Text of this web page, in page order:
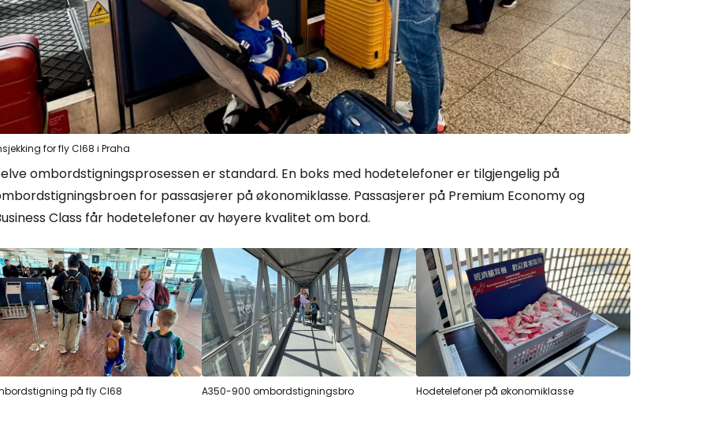
for fly CI68 i Praha
ombordstigningsprosessen er standard. En boks med hodetelefoner er tilgjengelig på
for passasjerer på økonomiklasse. Passasjerer på Premium Economy og
Class får hodetelefoner av høyere kvalitet om bord.
på fly CI68 A350-900 ombordstigningsbro Hodetelefoner på økonomiklasse
... det verdensomspennende reisefellesskapet
Fortsett med Google
Fortsett med Facebook
Fortsett med e-post